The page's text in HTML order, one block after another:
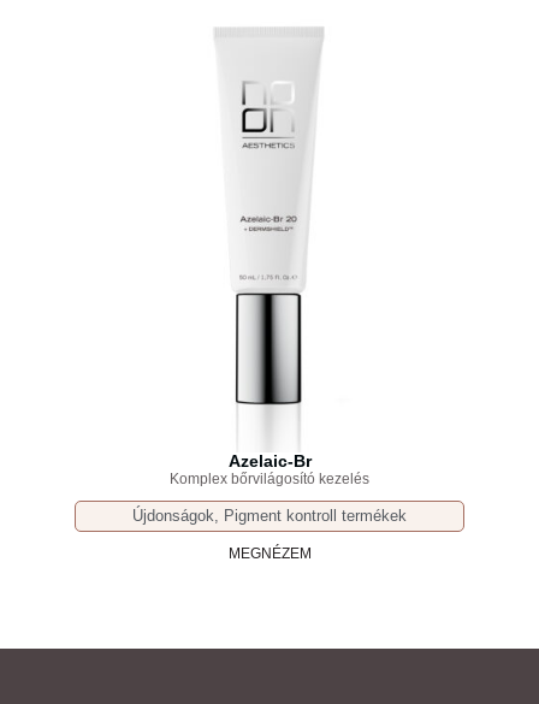
Azelaic-Br
Komplex bőrvilágosító kezelés
Újdonságok, Pigment kontroll termékek
MEGNÉZEM